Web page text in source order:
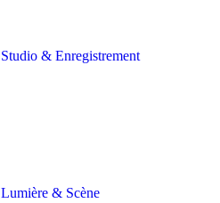
Studio & Enregistrement
Lumière & Scène